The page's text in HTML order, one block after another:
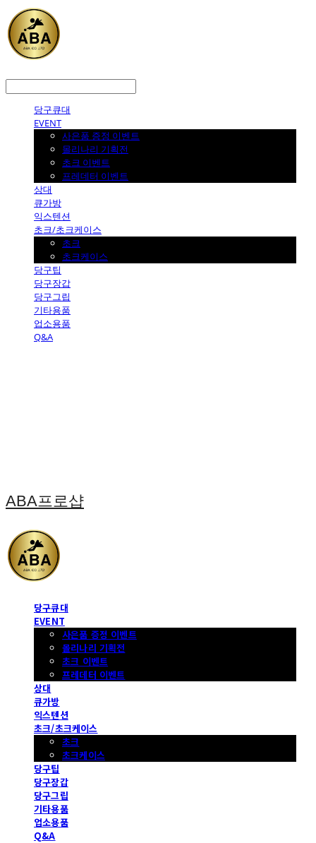
당구큐대
EVENT
사은품 증정 이벤트
몰리나리 기획전
초크 이벤트
프레데터 이벤트
상대
큐가방
익스텐션
초크/초크케이스
초크
초크케이스
당구팁
당구장갑
당구그립
기타용품
업소용품
Q&A
ABA프로샵
당구큐대
EVENT
사은품 증정 이벤트
몰리나리 기획전
초크 이벤트
프레데터 이벤트
상대
큐가방
익스텐션
초크/초크케이스
초크
초크케이스
당구팁
당구장갑
당구그립
기타용품
업소용품
Q&A